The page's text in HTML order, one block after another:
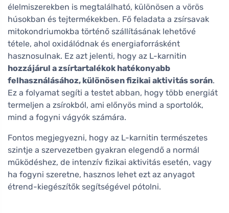
élelmiszerekben is megtalálható, különösen a vörös
húsokban és tejtermékekben. Fő feladata a zsírsavak
mitokondriumokba történő szállításának lehetővé
tétele, ahol oxidálódnak és energiaforrásként
hasznosulnak. Ez azt jelenti, hogy az L-karnitin
hozzájárul a zsírtartalékok hatékonyabb
felhasználásához, különösen fizikai aktivitás során.
Ez a folyamat segíti a testet abban, hogy több energiát
termeljen a zsírokból, ami előnyös mind a sportolók,
mind a fogyni vágyók számára.
Fontos megjegyezni, hogy az L-karnitin természetes
szintje a szervezetben gyakran elegendő a normál
működéshez, de intenzív fizikai aktivitás esetén, vagy
ha fogyni szeretne, hasznos lehet ezt az anyagot
étrend-kiegészítők segítségével pótolni.